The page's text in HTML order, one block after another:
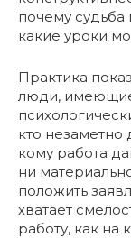
почему судьба
какие уроки
Практика
люди,
кто незаметно
кому работа
ни
положить
хватает
работу, как на